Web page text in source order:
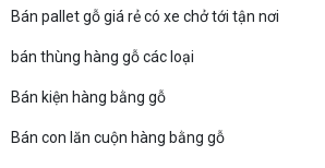
Bán pallet gỗ giá rẻ có xe chở tới tận nơi
bán thùng hàng gỗ các loại
Bán kiện hàng bằng gỗ
Bán con lăn cuộn hàng bằng gỗ